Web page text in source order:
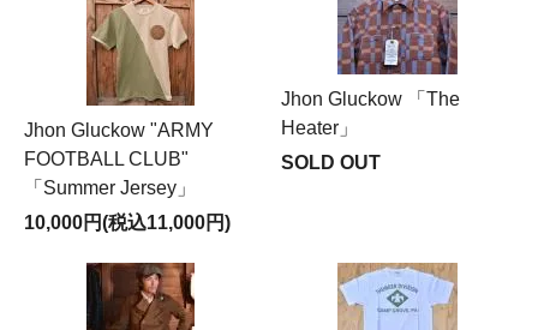
Jhon Gluckow "ARMY
FOOTBALL CLUB"
「Summer Jersey」
10,000円(税込11,000円)
Jhon Gluckow 「The
Heater」
SOLD OUT